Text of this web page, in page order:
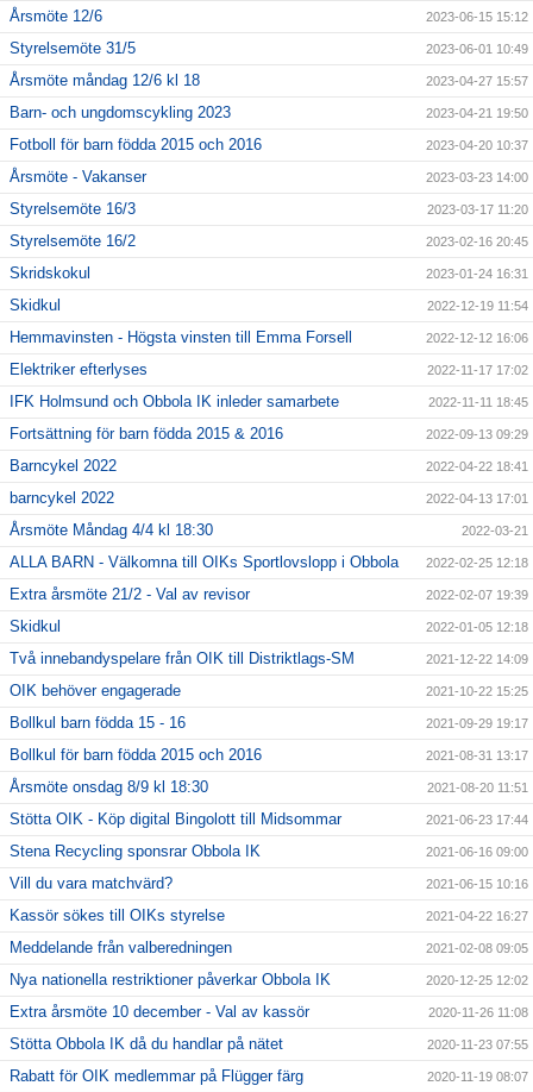
Årsmöte 12/6 2023-06-15 15:12
Styrelsemöte 31/5 2023-06-01 10:49
Årsmöte måndag 12/6 kl 18 2023-04-27 15:57
Barn- och ungdomscykling 2023 2023-04-21 19:50
Fotboll för barn födda 2015 och 2016 2023-04-20 10:37
Årsmöte - Vakanser 2023-03-23 14:00
Styrelsemöte 16/3 2023-03-17 11:20
Styrelsemöte 16/2 2023-02-16 20:45
Skridskokul 2023-01-24 16:31
Skidkul 2022-12-19 11:54
Hemmavinsten - Högsta vinsten till Emma Forsell 2022-12-12 16:06
Elektriker efterlyses 2022-11-17 17:02
IFK Holmsund och Obbola IK inleder samarbete 2022-11-11 18:45
Fortsättning för barn födda 2015 & 2016 2022-09-13 09:29
Barncykel 2022 2022-04-22 18:41
barncykel 2022 2022-04-13 17:01
Årsmöte Måndag 4/4 kl 18:30 2022-03-21
ALLA BARN - Välkomna till OIKs Sportlovslopp i Obbola 2022-02-25 12:18
Extra årsmöte 21/2 - Val av revisor 2022-02-07 19:39
Skidkul 2022-01-05 12:18
Två innebandyspelare från OIK till Distriktlags-SM 2021-12-22 14:09
OIK behöver engagerade 2021-10-22 15:25
Bollkul barn födda 15 - 16 2021-09-29 19:17
Bollkul för barn födda 2015 och 2016 2021-08-31 13:17
Årsmöte onsdag 8/9 kl 18:30 2021-08-20 11:51
Stötta OIK - Köp digital Bingolott till Midsommar 2021-06-23 17:44
Stena Recycling sponsrar Obbola IK 2021-06-16 09:00
Vill du vara matchvärd? 2021-06-15 10:16
Kassör sökes till OIKs styrelse 2021-04-22 16:27
Meddelande från valberedningen 2021-02-08 09:05
Nya nationella restriktioner påverkar Obbola IK 2020-12-25 12:02
Extra årsmöte 10 december - Val av kassör 2020-11-26 11:08
Stötta Obbola IK då du handlar på nätet 2020-11-23 07:55
Rabatt för OIK medlemmar på Flügger färg 2020-11-19 08:07